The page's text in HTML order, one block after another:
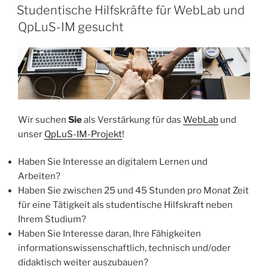
AM
Studentische Hilfskräfte für WebLab und
QpLuS-IM gesucht
Wir suchen Sieals Verstärkung für das WebLab und
unser QpLuS-IM-Projekt!
Haben Sie Interesse an digitalem Lernen und
Arbeiten?
Haben Sie zwischen 25 und 45 Stunden pro Monat Zeit
für eine Tätigkeit als studentische Hilfskraft neben
Ihrem Studium?
Haben Sie Interesse daran, Ihre Fähigkeiten
informationswissenschaftlich, technisch und/oder
didaktisch weiter auszubauen?